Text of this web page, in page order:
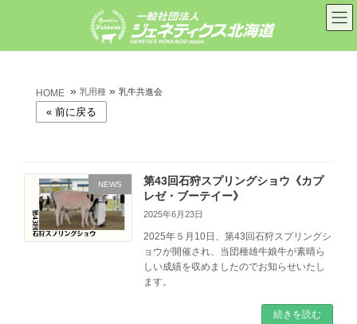
ン
ー
HOME »乳用種 »乳牛共進会
NEWS
第43回石狩スプリングショウ《カプ
レゼ・ブーテイー》
2025年6月23日
2025年５月10日、第43回石狩スプリングシ
ョウが開催され、当団種雄牛娘牛が素晴ら
しい成績を収めましたのでお知らせいたし
ます。
続きを読む